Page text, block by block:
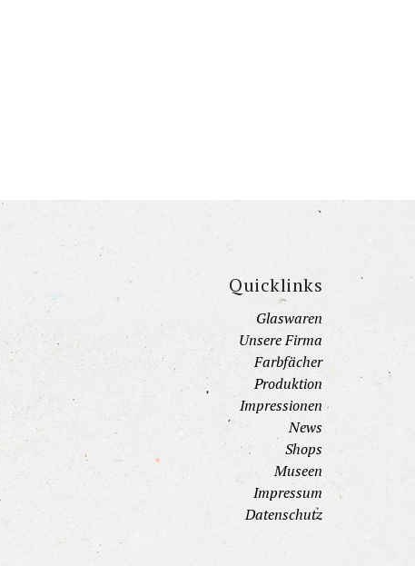
Quicklinks
Glaswaren
Unsere Firma
Farbfächer
Produktion
Impressionen
News
Shops
Museen
Impressum
Datenschutz